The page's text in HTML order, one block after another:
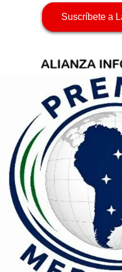
Suscríbete a